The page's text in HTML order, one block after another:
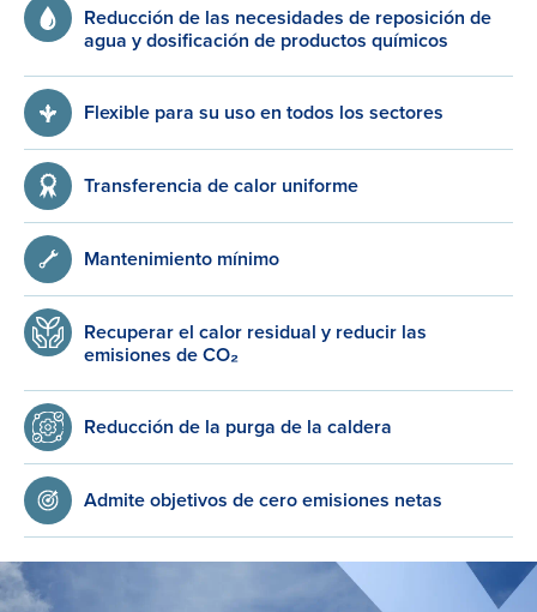
Reducción de las necesidades de reposición de
agua y dosificación de productos químicos
Flexible para su uso en todos los sectores
Transferencia de calor uniforme
Mantenimiento mínimo
Recuperar el calor residual y reducir las
emisiones de CO₂
Reducción de la purga de la caldera
Admite objetivos de cero emisiones netas